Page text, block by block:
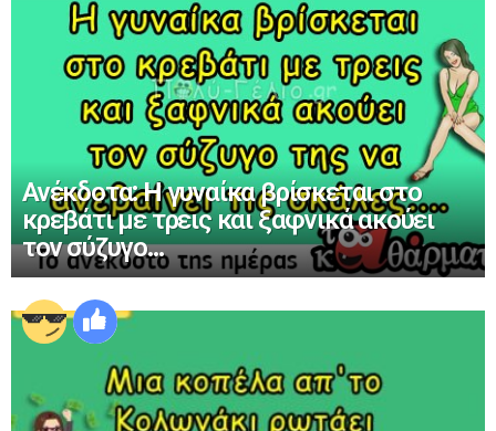
Ανέκδοτα: H γυναίκα βρίσκεται στο
κρεβάτι με τρεις και ξαφνικά ακούει
τον σύζυγο…